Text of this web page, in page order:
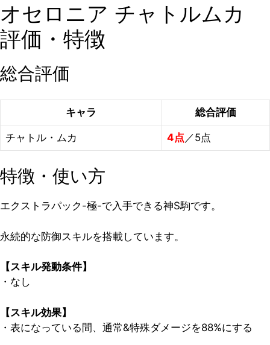
オセロニア チャトルムカ
評価・特徴
総合評価
キャラ 総合評価
チャトル・ムカ 4点 ／5点
特徴・使い方
エクストラパック-極-で入手できる神S駒です。
永続的な防御スキルを搭載しています。
【スキル発動条件】
・なし
【スキル効果】
・表になっている間、通常&特殊ダメージを88%にする